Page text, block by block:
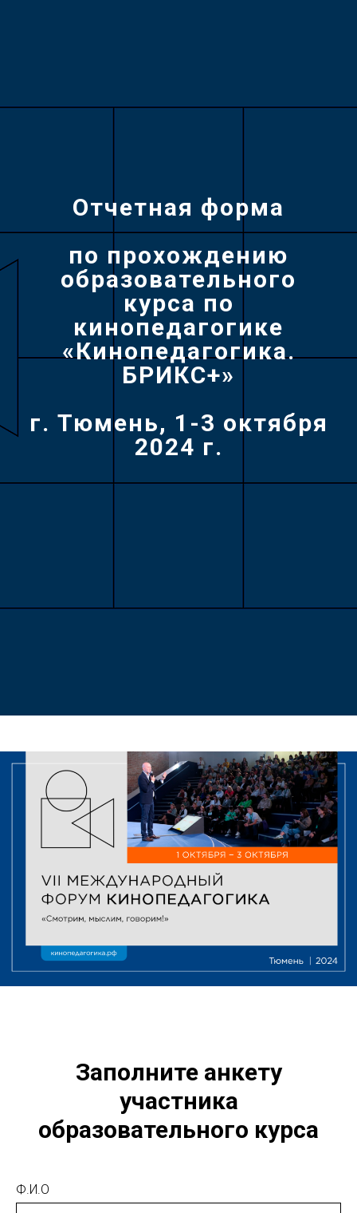
Отчетная форма
по прохождению
образовательного
курса по
кинопедагогике
«Кинопедагогика.
БРИКС+»
г. Тюмень, 1-3 октября
2024 г.
Заполните анкету
участника
образовательного курса
Ф.И.О